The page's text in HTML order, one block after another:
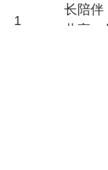
1
长陪伴
共享、